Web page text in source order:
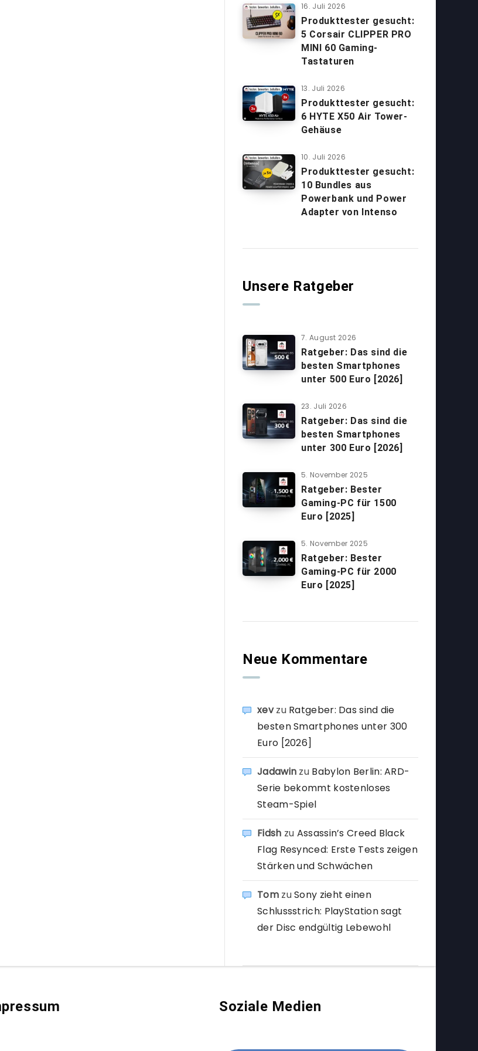
16. Juli 2026
Produkttester gesucht:
5 Corsair CLIPPER PRO
MINI 60 Gaming-
Tastaturen
13. Juli 2026
Produkttester gesucht:
6 HYTE X50 Air Tower-
Gehäuse
10. Juli 2026
Produkttester gesucht:
10 Bundles aus
Powerbank und Power
Adapter von Intenso
Unsere Ratgeber
7. August 2026
Ratgeber: Das sind die
besten Smartphones
unter 500 Euro [2026]
23. Juli 2026
Ratgeber: Das sind die
besten Smartphones
unter 300 Euro [2026]
5. November 2025
Ratgeber: Bester
Gaming-PC für 1500
Euro [2025]
5. November 2025
Ratgeber: Bester
Gaming-PC für 2000
Euro [2025]
Neue Kommentare
xevzu Ratgeber: Das sind die
besten Smartphones unter 300
Euro [2026]
Jadawin zu Babylon Berlin: ARD-
Serie bekommt kostenloses
Steam-Spiel
Fidsh zu Assassin’s Creed Black
Flag Resynced: Erste Tests zeigen
Stärken und Schwächen
TomzuSony zieht einen
Schlussstrich: PlayStation sagt
der Disc endgültig Lebewohl
Soziale Medien